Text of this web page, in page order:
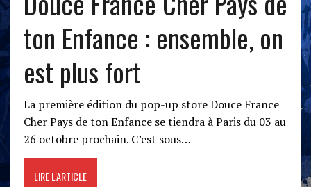
ton Enfance : ensemble, on
est plus fort
La première édition du pop-up store Douce France
Cher Pays de ton Enfance se tiendra à Paris du 03 au
26 octobre prochain. C’est sous…
LIRE L'ARTICLE